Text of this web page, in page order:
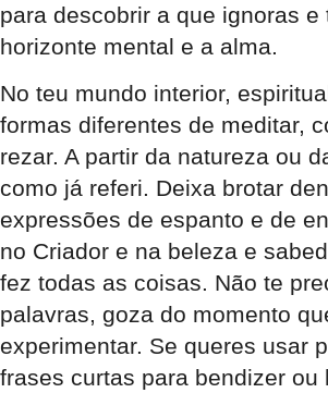
para descobrir a que ignoras e
horizonte mental e a alma.
No teu mundo interior,
formas diferentes de meditar,
rezar. A partir da natureza ou
como já referi. Deixa brotar
expressões de espanto e de
no Criador e na beleza e
fez todas as coisas. Não te
palavras, goza do momento
experimentar. Se queres usar
frases curtas para bendizer ou